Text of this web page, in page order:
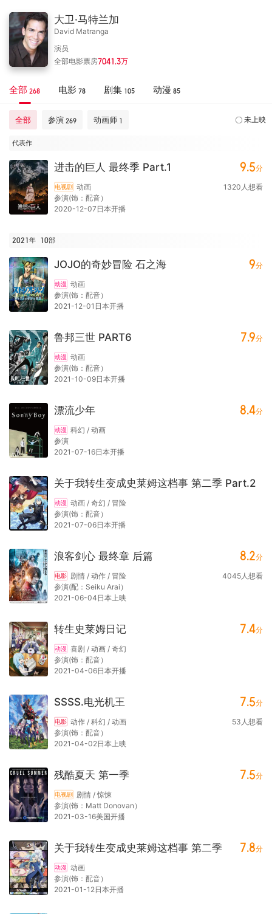
大卫·马特兰加
David Matranga
演员
全部电影票房7041.3万
全部 268 电影 78 剧集 105 动漫 85
全部 参演 269 动画师 1 未上映
代表作
进击的巨人 最终季 Part.1
电视剧 动画
参演(饰：配音）
2020-12-07日本开播
9.5分
1320 人想看
2021年 10部
JOJO的奇妙冒险 石之海
动漫 动画
参演(饰：配音）
2021-12-01日本开播
9分
鲁邦三世 PART6
动漫 动画
参演(饰：配音）
2021-10-09日本开播
7.9分
漂流少年
动漫 科幻 / 动画
参演
2021-07-16日本开播
8.4分
关于我转生变成史莱姆这档事 第二季 Part.2
动漫 动画 / 奇幻 / 冒险
参演(饰：配音）
2021-07-06日本开播
浪客剑心 最终章 后篇
电影 剧情 / 动作 / 冒险
参演(配：Seiku Arai）
2021-06-04日本上映
8.2分
4045人想看
转生史莱姆日记
动漫 喜剧 / 动画 / 奇幻
参演(饰：配音）
2021-04-06日本开播
7.4分
SSSS.电光机王
电影 动作 / 科幻 / 动画
参演(饰：配音）
2021-04-02日本上映
7.5分
53 人想看
残酷夏天 第一季
电视剧 剧情 / 惊悚
参演(饰：Matt Donovan）
2021-03-16美国开播
7.5分
关于我转生变成史莱姆这档事 第二季
动漫 动画
参演(饰：配音）
2021-01-12日本开播
7.8分